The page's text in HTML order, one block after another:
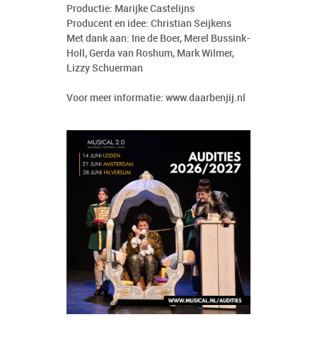
Productie: Marijke Castelijns
Producent en idee: Christian Seijkens
Met dank aan: Ine de Boer, Merel Bussink-
Holl, Gerda van Roshum, Mark Wilmer,
Lizzy Schuerman
Voor meer informatie: www.daarbenjij.nl